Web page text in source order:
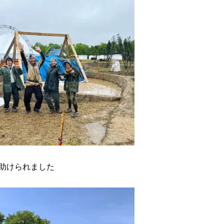
けられました